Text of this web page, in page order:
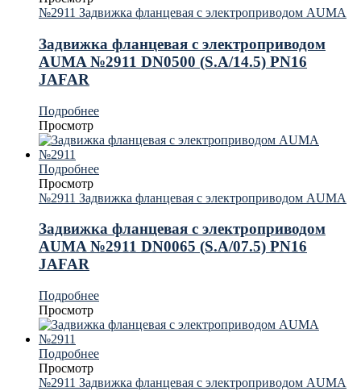
№2911 Задвижка фланцевая с электроприводом AUMA
Задвижка фланцевая с электроприводом
AUMA №2911 DN0500 (S.A/14.5) PN16
JAFAR
Подробнее
Просмотр
Подробнее
Просмотр
№2911 Задвижка фланцевая с электроприводом AUMA
Задвижка фланцевая с электроприводом
AUMA №2911 DN0065 (S.A/07.5) PN16
JAFAR
Подробнее
Просмотр
Подробнее
Просмотр
№2911 Задвижка фланцевая с электроприводом AUMA